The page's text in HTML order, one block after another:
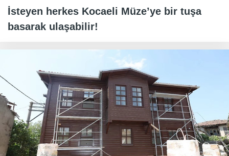
İsteyen herkes Kocaeli Müze’ye bir tuşa
basarak ulaşabilir!